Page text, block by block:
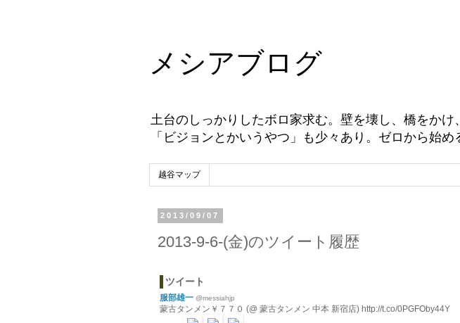
メシアブログ
土台のしっかりしたボロ家求む。壁を壊し、橋をか
「ビジョンとかいうやつ」も少々あり。ゼロから始め
越谷マップ
2013/09/07
2013-9-6-(金)のツイート履歴
ツイート
服部雄一 @messiahjp
蒙古タンメン￥７７０ (@ 蒙古タンメン 中本 新宿店) http://t.co/0PGFOby44Y